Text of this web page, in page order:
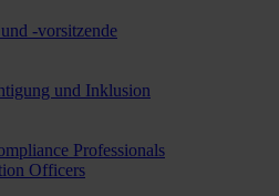
-vorsitzende
und Inklusion
Professionals
Officers